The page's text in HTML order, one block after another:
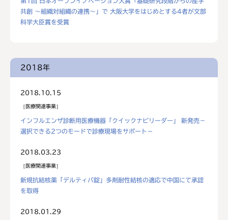
共創 ～組織対組織の連携～」で 大阪大学をはじめとする4者が文部
科学大臣賞を受賞
2018年
2018.10.15
医療関連事業
インフルエンザ診断用医療機器「クイックナビリーダー」 新発売－
選択できる2つのモードで診療現場をサポート－
2018.03.23
医療関連事業
新規抗結核薬「デルティバ錠」多剤耐性結核の適応で中国にて承認
を取得
2018.01.29